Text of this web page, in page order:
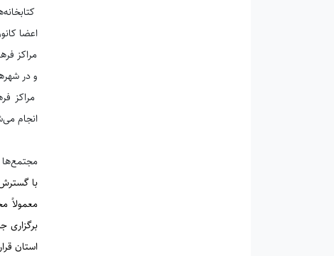
اعضا
مراکز
و در
مراکز
انجام
با
معمولاً
برگزاری
استان